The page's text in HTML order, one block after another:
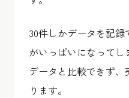
30件しかデータを記
がいっぱいになって
データと比較できず
ります。